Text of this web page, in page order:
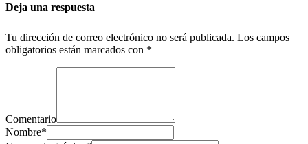
Deja una respuesta
Tu dirección de correo electrónico no será publicada. Los campos
obligatorios están marcados con *
Comentario
Nombre*